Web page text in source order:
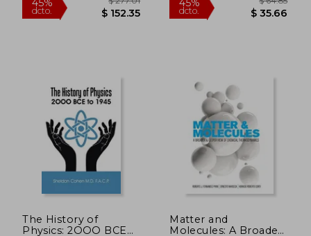
The History of
Physics: 2OOO BCE
Matter and
Molecules: A Broader